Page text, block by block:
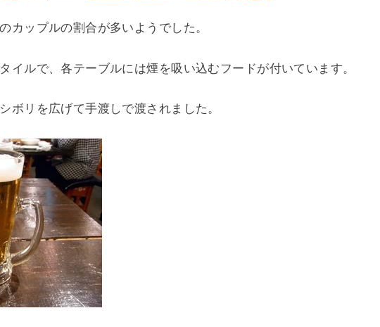
カップルの割合が多いようでした。
イルで、各テーブルには煙を吸い込むフードが付いています。
ボリを広げて手渡しで渡されました。